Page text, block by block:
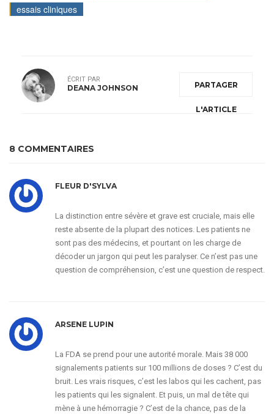
essais cliniques
PARTAGER
L'ARTICLE
ÉCRIT PAR
DEANA JOHNSON
8 COMMENTAIRES
FLEUR D'SYLVA
La distinction entre sévère et grave est cruciale, mais elle
reste absente de la plupart des notices. Les patients ne
sont pas des médecins, et pourtant on les charge de
décoder un jargon qui peut les paralyser. Ce n’est pas une
question de compréhension, c’est une question de respect.
ARSENE LUPIN
La FDA se prend pour une autorité morale. Mais 38 000
signalements patients sur 100 millions de doses ? C’est du
bruit. Les vrais risques, c’est les labos qui les cachent, pas
les patients qui les signalent. Et puis, un mal de tête qui
mène à une hémorragie ? C’est de la chance, pas de la